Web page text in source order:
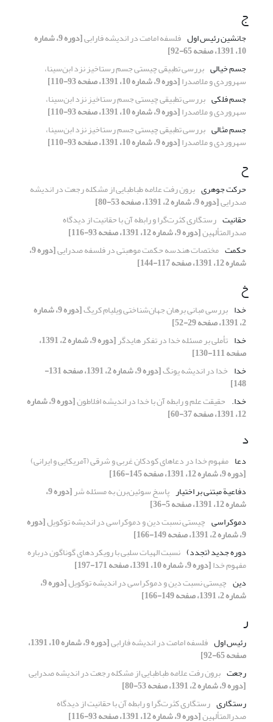
ج
جانشین رئیس اول فلسفه امامت در اندیشه فارابی [دوره 9، شماره
10، 1391، صفحه 65-92]
جسم خیالی بررسی تطبیقی چیستی جسم رستاخیز نزد ابن‌سینا،
سهروردی و ملاصدرا[دوره 9، شماره 10، 1391، صفحه 93-110]
جسم فلکی بررسی تطبیقی چیستی جسم رستاخیز نزد ابن‌سینا،
سهروردی و ملاصدرا[دوره 9، شماره 10، 1391، صفحه 93-110]
جسم مثالی بررسی تطبیقی چیستی جسم رستاخیز نزد ابن‌سینا،
سهروردی و ملاصدرا[دوره 9، شماره 10، 1391، صفحه 93-110]
ح
حرکت جوهری برون رفت علامه طباطبایی از مشکله رجعت در اندیشه
صدرایی[دوره 9، شماره 2، 1391، صفحه 53-80]
حقانیت رستگاری کثرت‌گرا و رابطه آن با حقانیت از دیدگاه
صدرالمتألهین[دوره 9، شماره 12، 1391، صفحه 93-116]
حکمت مختصات هندسه حکمت موهبتی در فلسفه صدرایی [دوره 9،
شماره 12، 1391، صفحه 117-144]
خ
خدا بررسی مبانی برهان جهان‌شناختی ویلیام کریگ [دوره 9، شماره
2، 1391، صفحه 29-52]
خدا تأملی بر مسئله خدا در تفکر هایدگر [دوره 9، شماره 2، 1391،
صفحه 111-130]
خدا خدا در اندیشه یونگ [دوره 9، شماره 2، 1391، صفحه 131-
148]
خدا. حقیقت علم و رابطه آن با خدا در اندیشه افلاطون [دوره 9، شماره
12، 1391، صفحه 37-60]
د
دعا مفهوم خدا در دعاهای کودکان غربی و شرقی (آمریکایی و ایرانی)
[دوره 9، شماره 12، 1391، صفحه 145-166]
دفاعیة مبتنی بر اختیار پاسخ سوئین‌برن به مسئله شر [دوره 9،
شماره 12، 1391، صفحه 5-36]
دموکراسی چیستی نسبت دین و دموکراسی در اندیشه توکویل[دوره
9، شماره 2، 1391، صفحه 149-166]
دوره جدید (تجدد) نسبت الهیات سلبی با رویکردهای گوناگون درباره
مفهوم خدا[دوره 9، شماره 10، 1391، صفحه 171-197]
دین چیستی نسبت دین و دموکراسی در اندیشه توکویل [دوره 9،
شماره 2، 1391، صفحه 149-166]
ر
رئیس اول فلسفه امامت در اندیشه فارابی [دوره 9، شماره 10، 1391،
صفحه 65-92]
رجعت برون رفت علامه طباطبایی از مشکله رجعت در اندیشه صدرایی
[دوره 9، شماره 2، 1391، صفحه 53-80]
رستگاری رستگاری کثرت‌گرا و رابطه آن با حقانیت از دیدگاه
صدرالمتألهین[دوره 9، شماره 12، 1391، صفحه 93-116]